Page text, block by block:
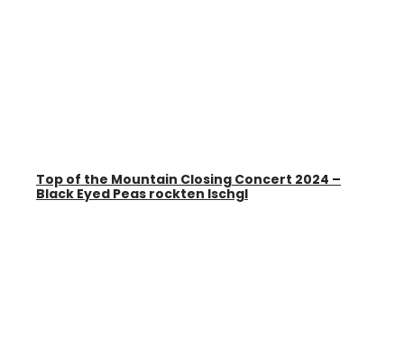
Top of the Mountain Closing Concert 2024 –
Black Eyed Peas rockten Ischgl